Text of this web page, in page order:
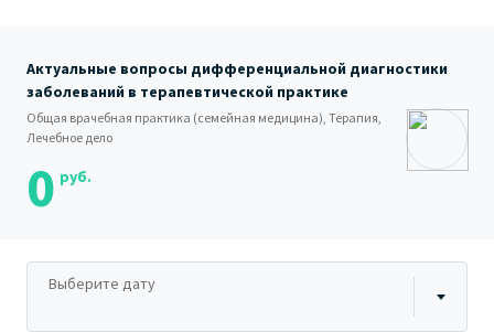
Актуальные вопросы дифференциальной диагностики
заболеваний в терапевтической практике
Общая врачебная практика (семейная медицина), Терапия,
Лечебное дело
0 руб.
Выберите дату